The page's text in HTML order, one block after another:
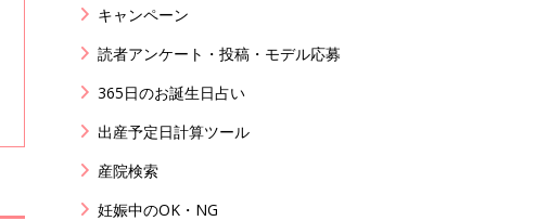
キャンペーン
読者アンケート・投稿・モデル応募
365日のお誕生日占い
出産予定日計算ツール
産院検索
妊娠中のOK・NG